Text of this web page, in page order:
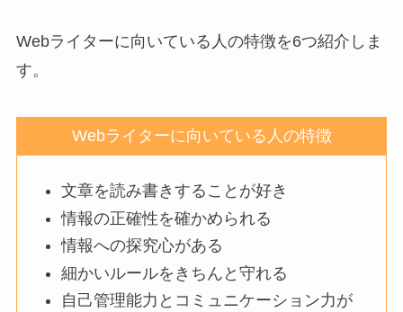
Webライターに向いている人の特徴を6つ紹介しま
す。
Webライターに向いている人の特徴
文章を読み書きすることが好き
情報の正確性を確かめられる
情報への探究心がある
細かいルールをきちんと守れる
自己管理能力とコミュニケーション力が